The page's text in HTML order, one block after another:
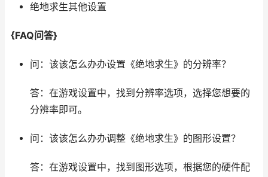
绝地求生其他设置
{FAQ问答}
问：该该怎么办办设置《绝地求生》的分辨率？
答：在游戏设置中，找到分辨率选项，选择您想要的
分辨率即可。
问：该该怎么办办调整《绝地求生》的图形设置？
答：在游戏设置中，找到图形选项，根据您的硬件配